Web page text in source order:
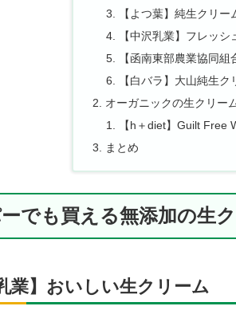
【よつ葉】純生クリー
【中沢乳業】フレッ
【函南東部農業協同
【白バラ】大山純生ク
オーガニックの生クリー
【h＋diet】Guilt
まとめ
でも買える無添加の生
業】おいしい生クリーム